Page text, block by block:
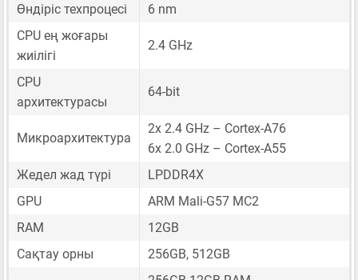
Өндіріс техпроцесі
6 nm
CPU ең жоғары
жиілігі
2.4 GHz
CPU
архитектурасы
64-bit
Микроархитектура
2x 2.4 GHz – Cortex-A76
6x 2.0 GHz – Cortex-A55
Жедел жад түрі
LPDDR4X
GPU
ARM Mali-G57 MC2
RAM
12GB
Сақтау орны
256GB, 512GB